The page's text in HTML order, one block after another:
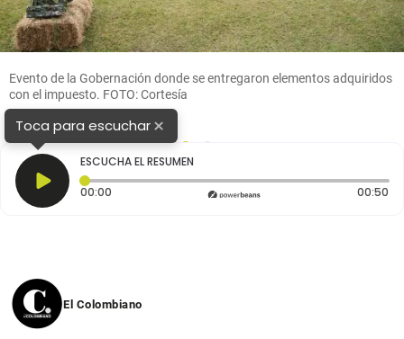
Evento de la Gobernación donde se entregaron elementos adquiridos
con el impuesto. FOTO: Cortesía
Toca para escuchar×
ESCUCHA EL RESUMEN
00:00 Tiempo transcurrido: 0 segundos 00:50
El Colombiano